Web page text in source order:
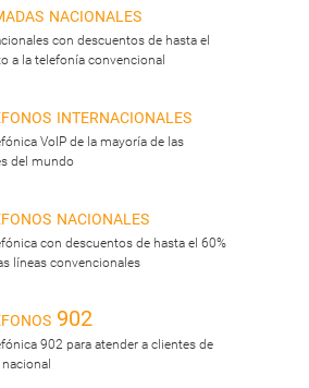
nacionales
con descuentos de hasta el
a la telefonía convencional
internacionales
VoIP de la mayoría de las
del mundo
nacionales
con descuentos de hasta el 60%
líneas convencionales
902
902 para atender a clientes de